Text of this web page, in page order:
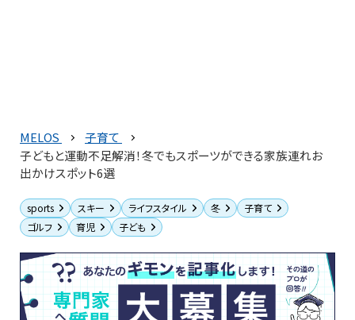
MELOS
子育て
子どもと運動不足解消！冬でもスポーツができる家族連れお
出かけスポット6選
sports スキー ライフスタイル 冬
子育て
ゴルフ
育児 子ども